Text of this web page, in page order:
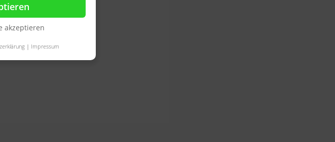
akzeptieren
| Impressum